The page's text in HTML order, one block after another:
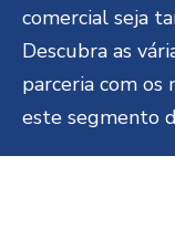
comercial seja
Descubra as
parceria com os
este segmento